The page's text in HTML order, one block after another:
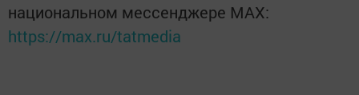
национальном мессенджере MАХ:
https://max.ru/tatmedia